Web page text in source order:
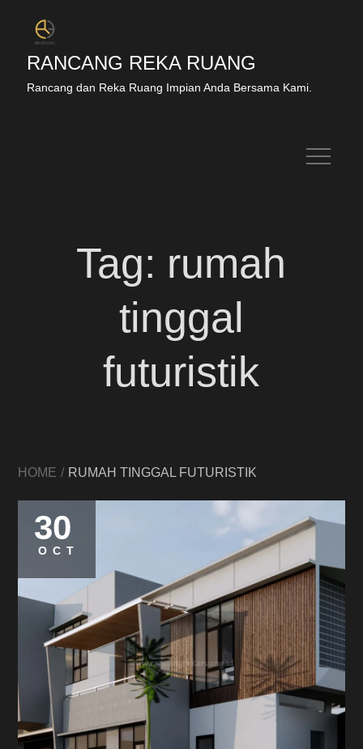
RANCANG REKA RUANG
Rancang dan Reka Ruang Impian Anda Bersama Kami.
Tag: rumah
tinggal
futuristik
HOME RUMAH TINGGAL FUTURISTIK
30
OCT